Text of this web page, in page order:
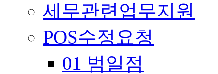
세무관련업무지원
POS수정요청
01 범일점